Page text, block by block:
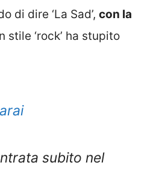
di dire ‘La Sad’, con la
stile ‘rock’ ha stupito
subito nel